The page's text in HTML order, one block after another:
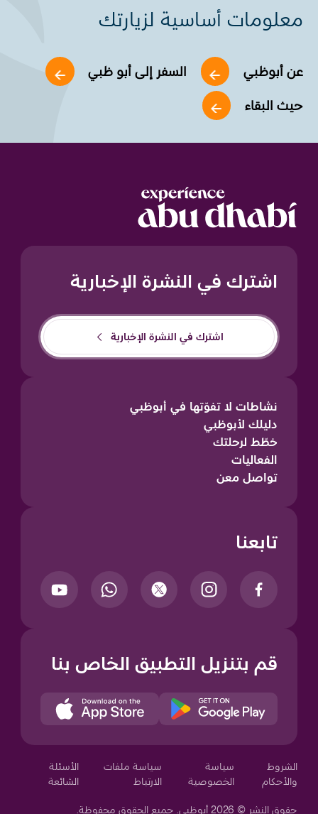
معلومات أساسية لزيارتك
عن أبوظبي السفر إلى أبو ظبي
حيث البقاء
اشترك في النشرة الإخبارية
اشترك في النشرة الإخبارية
نشاطات لا تفوّتها في أبوظبي
دليلك لأبوظبي
خطّط لرحلتك
الفعاليات
تواصل معن
تابعنا
قم بتنزيل التطبيق الخاص بنا
الشروط
والأحكام
سياسة
الخصوصية
سياسة ملفات
الارتباط
الأسئلة
الشائعة
حقوق النشر © 2026 أبوظبي. جميع الحقوق محفوظة.